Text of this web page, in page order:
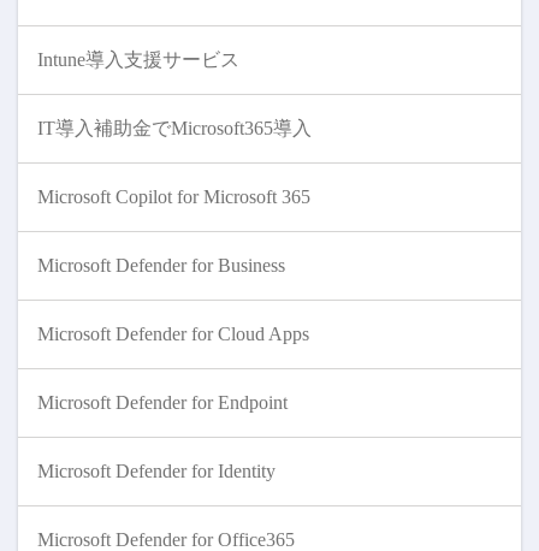
Intune導入支援サービス
IT導入補助金でMicrosoft365導入
Microsoft Copilot for Microsoft 365
Microsoft Defender for Business
Microsoft Defender for Cloud Apps
Microsoft Defender for Endpoint
Microsoft Defender for Identity
Microsoft Defender for Office365